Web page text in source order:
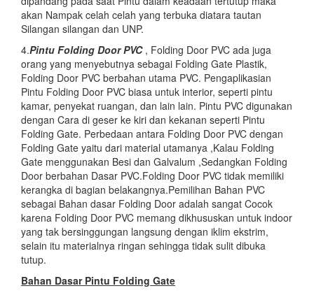
akan Nampak celah celah yang terbuka diatara tautan
Silangan silangan dan UNP.
4.Pintu Folding Door PVC, Folding Door PVC ada juga
orang yang menyebutnya sebagai Folding Gate Plastik,
Folding Door PVC berbahan utama PVC. Pengaplikasian
Pintu Folding Door PVC biasa untuk interior, seperti pintu
kamar, penyekat ruangan, dan lain lain. Pintu PVC digunakan
dengan Cara di geser ke kiri dan kekanan seperti Pintu
Folding Gate. Perbedaan antara Folding Door PVC dengan
Folding Gate yaitu dari material utamanya ,Kalau Folding
Gate menggunakan Besi dan Galvalum ,Sedangkan Folding
Door berbahan Dasar PVC.Folding Door PVC tidak memiliki
kerangka di bagian belakangnya.Pemilihan Bahan PVC
sebagai Bahan dasar Folding Door adalah sangat Cocok
karena Folding Door PVC memang dikhususkan untuk indoor
yang tak bersinggungan langsung dengan iklim ekstrim,
selain itu materialnya ringan sehingga tidak sulit dibuka
tutup.
Bahan Dasar Pintu Folding Gate